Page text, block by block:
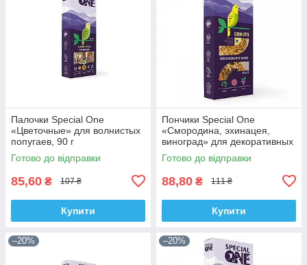
Палочки Special One
«Цветочные» для волнистых
попугаев, 90 г
Готово до відправки
85,60 ₴ 107 ₴
Купити
Пончики Special One
«Смородина, эхинацея,
виноград» для декоративных
птиц, 60 г
Готово до відправки
88,80 ₴ 111 ₴
Купити
–20% –20%